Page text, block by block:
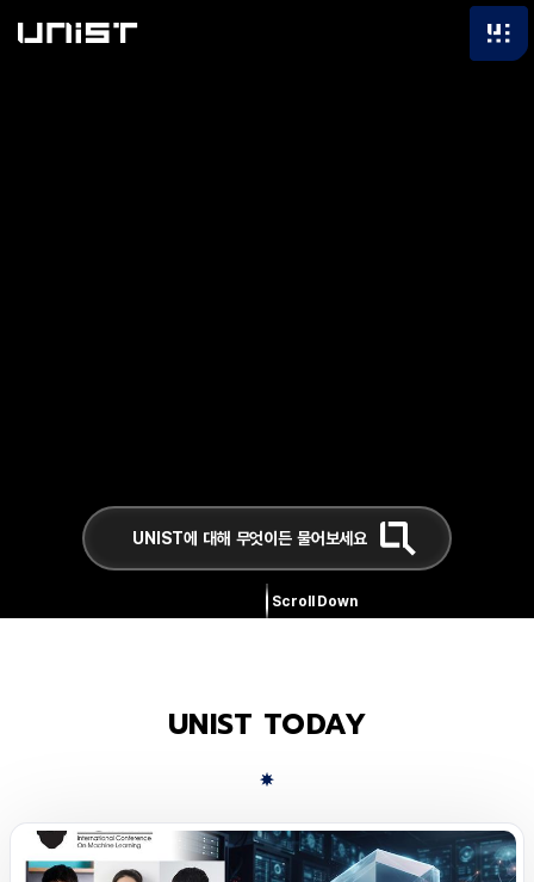
Scroll Down
UNIST TODAY